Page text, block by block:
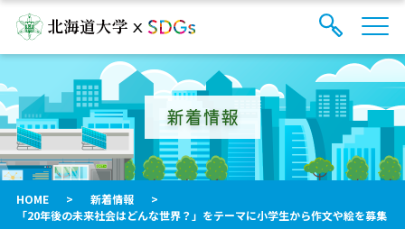
索
フ
ォ
ー
を
開
閉
る
イ
ト
内
メ
ニ
ュ
ー
新着情報
HOME > 新着情報
>
「20年後の未来社会はどんな世界？」をテーマに小学生から作文や絵を募集